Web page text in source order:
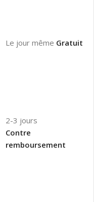
Le jour même Gratuit
2-3 jours
Contre
remboursement